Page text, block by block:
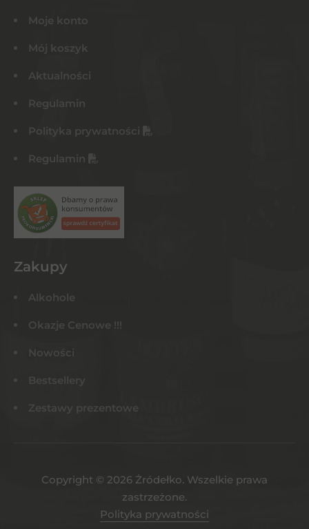
Moje konto
Mój koszyk
Aktualności
Regulamin
Polityka prywatności
Regulamin
Zakupy
Alkohole
Okazje Cenowe !!!
Nowości
Bestsellery
Zestawy prezentowe
Copyright © 2026 Żródełko. Wszelkie prawa
zastrzeżone.
Polityka prywatności